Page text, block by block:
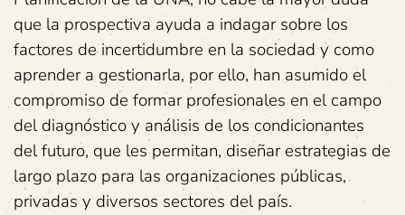
que la prospectiva ayuda a indagar sobre los
factores de incertidumbre en la sociedad y como
aprender a gestionarla, por ello, han asumido el
compromiso de formar profesionales en el campo
del diagnóstico y análisis de los condicionantes
del futuro, que les permitan, diseñar estrategias de
largo plazo para las organizaciones públicas,
privadas y diversos sectores del país.